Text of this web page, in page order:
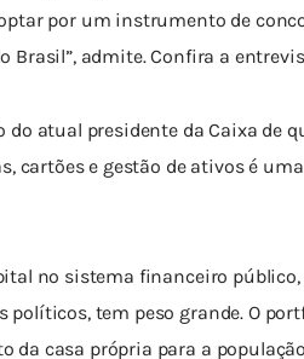
por um instrumento de
Brasil”, admite. Confira a
do atual presidente da Caixa de
cartões e gestão de ativos é
no sistema financeiro
políticos, tem peso grande. O
da casa própria para a